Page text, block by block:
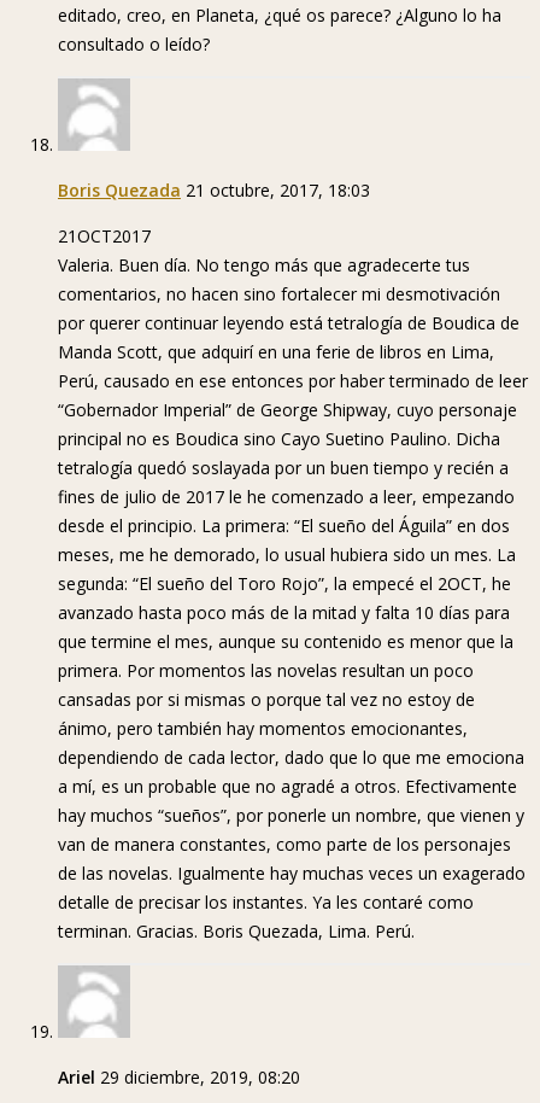
editado, creo, en Planeta, ¿qué os parece? ¿Alguno lo ha
consultado o leído?
Boris Quezada 21 octubre, 2017, 18:03
21OCT2017
Valeria. Buen día. No tengo más que agradecerte tus
comentarios, no hacen sino fortalecer mi desmotivación
por querer continuar leyendo está tetralogía de Boudica de
Manda Scott, que adquirí en una ferie de libros en Lima,
Perú, causado en ese entonces por haber terminado de leer
“Gobernador Imperial” de George Shipway, cuyo personaje
principal no es Boudica sino Cayo Suetino Paulino. Dicha
tetralogía quedó soslayada por un buen tiempo y recién a
fines de julio de 2017 le he comenzado a leer, empezando
desde el principio. La primera: “El sueño del Águila” en dos
meses, me he demorado, lo usual hubiera sido un mes. La
segunda: “El sueño del Toro Rojo”, la empecé el 2OCT, he
avanzado hasta poco más de la mitad y falta 10 días para
que termine el mes, aunque su contenido es menor que la
primera. Por momentos las novelas resultan un poco
cansadas por si mismas o porque tal vez no estoy de
ánimo, pero también hay momentos emocionantes,
dependiendo de cada lector, dado que lo que me emociona
a mí, es un probable que no agradé a otros. Efectivamente
hay muchos “sueños”, por ponerle un nombre, que vienen y
van de manera constantes, como parte de los personajes
de las novelas. Igualmente hay muchas veces un exagerado
detalle de precisar los instantes. Ya les contaré como
terminan. Gracias. Boris Quezada, Lima. Perú.
Ariel 29 diciembre, 2019, 08:20